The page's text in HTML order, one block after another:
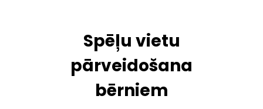
Spēļu vietu
pārveidošana
bērniem